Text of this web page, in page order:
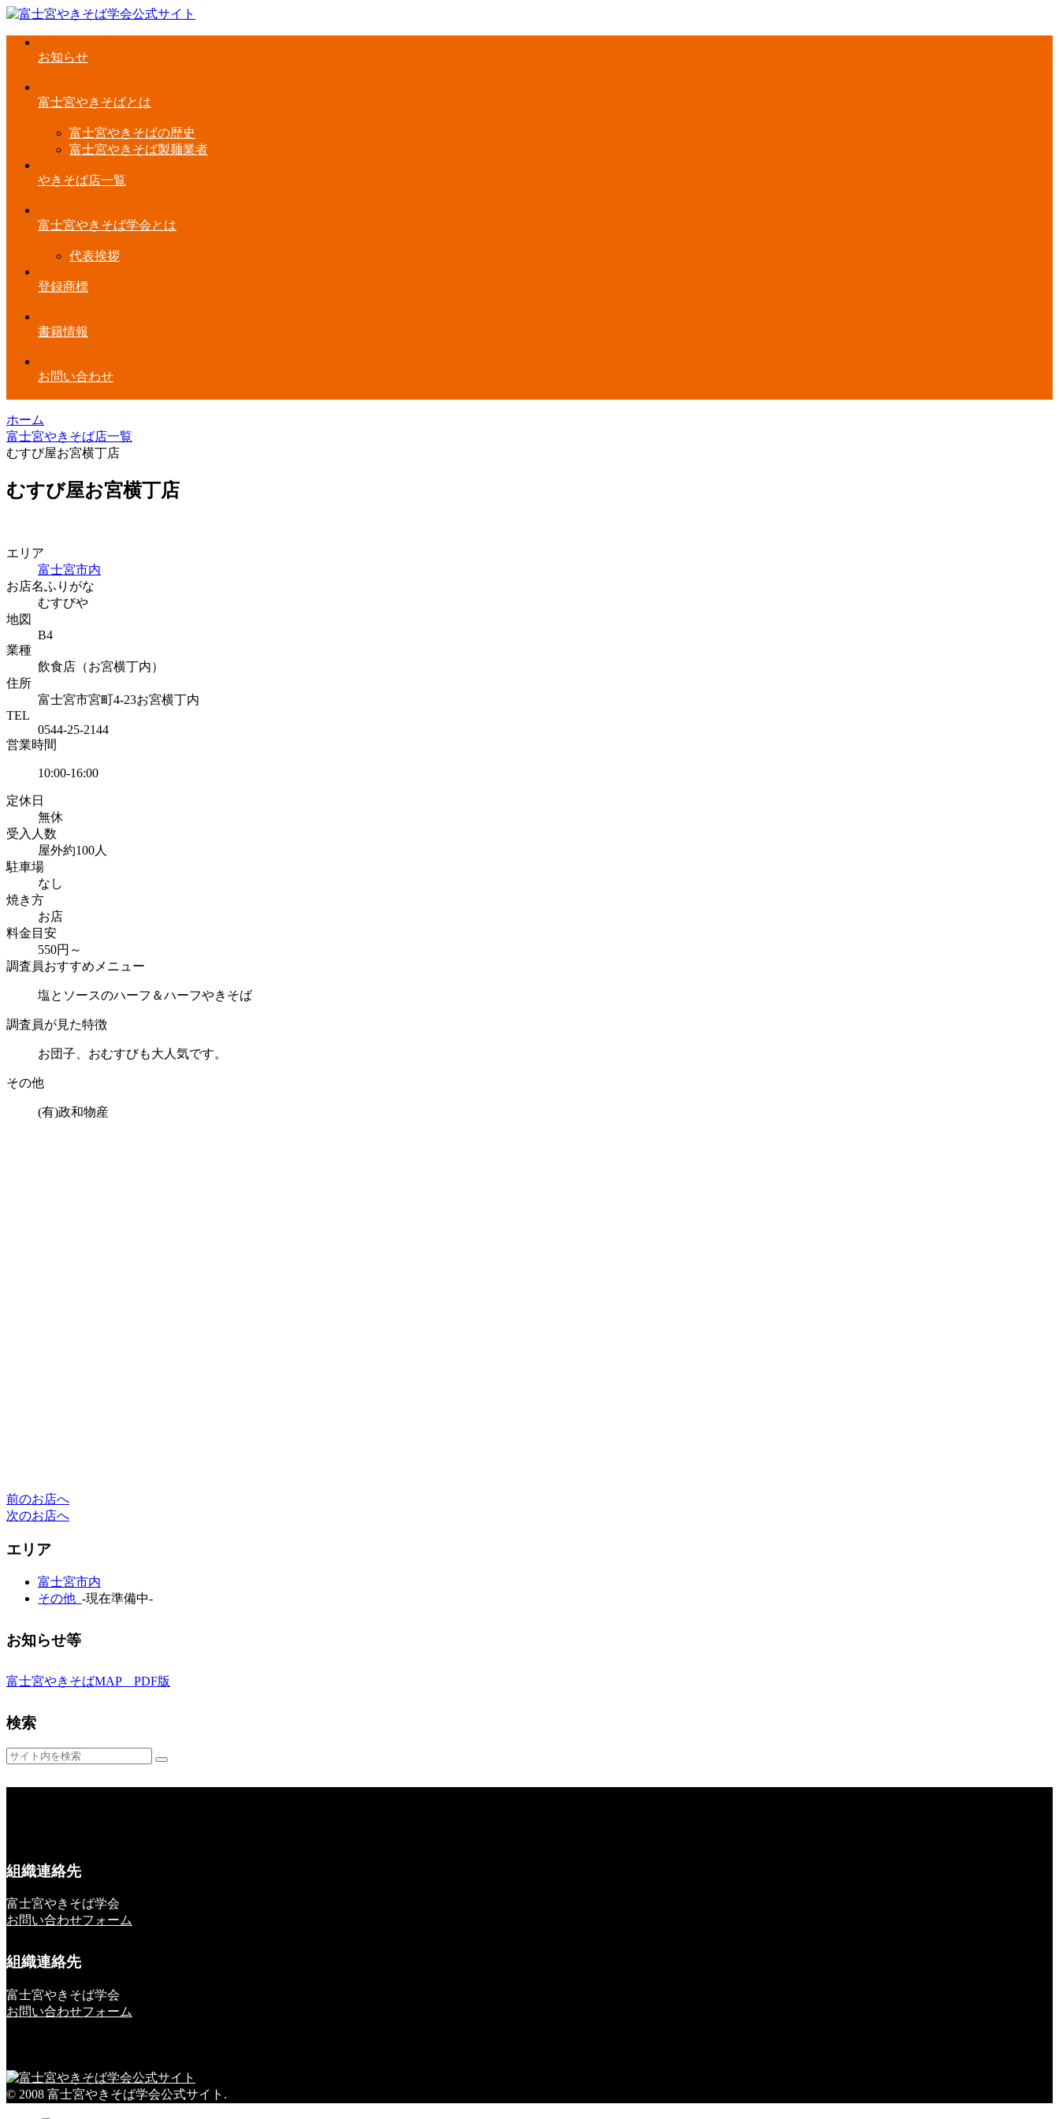
お知らせ
富士宮やきそばとは
富士宮やきそばの歴史
富士宮やきそば製麺業者
やきそば店一覧
富士宮やきそば学会とは
代表挨拶
登録商標
書籍情報
お問い合わせ
ホーム
富士宮やきそば店一覧
むすび屋お宮横丁店
むすび屋お宮横丁店
エリア
富士宮市内
お店名ふりがな
むすびや
地図
B4
業種
飲食店（お宮横丁内）
住所
富士宮市宮町4-23お宮横丁内
TEL
0544-25-2144
営業時間
10:00-16:00
定休日
無休
受入人数
屋外約100人
駐車場
なし
焼き方
お店
料金目安
550円～
調査員おすすめメニュー
塩とソースのハーフ＆ハーフやきそば
調査員が見た特徴
お団子、おむすびも大人気です。
その他
(有)政和物産
前のお店へ
次のお店へ
エリア
富士宮市内
その他 -現在準備中-
お知らせ等
富士宮やきそばMAP PDF版
検索
組織連絡先
富士宮やきそば学会
お問い合わせフォーム
組織連絡先
富士宮やきそば学会
お問い合わせフォーム
© 2008 富士宮やきそば学会公式サイト.